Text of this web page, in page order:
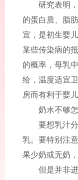
研究表明
的蛋白质、脂
宜，是初生婴
某些传染病的
的概率，母乳
给，温度适宜
房而有利于婴
奶水不够
要想乳汁
乳。要特别注
果少奶或无奶
但是并非